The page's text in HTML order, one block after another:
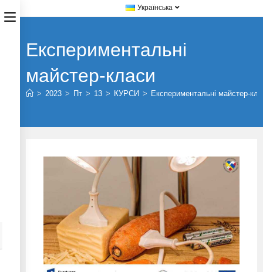
Українська
Експериментальні
майстер-класи
> 2023 > Пт > 13 > КУРСИ > Експериментальні майстер-